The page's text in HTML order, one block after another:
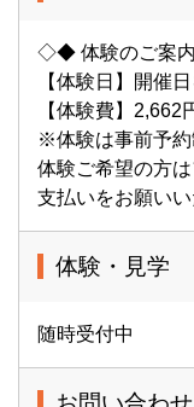
◇◆ 体験のご案
【体験日】開催
【体験費】2,662
※体験は事前予約
体験ご希望の方
支払いをお願いい
体験・見学
随時受付中